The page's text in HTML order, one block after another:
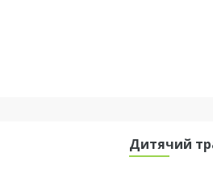
Дитячий